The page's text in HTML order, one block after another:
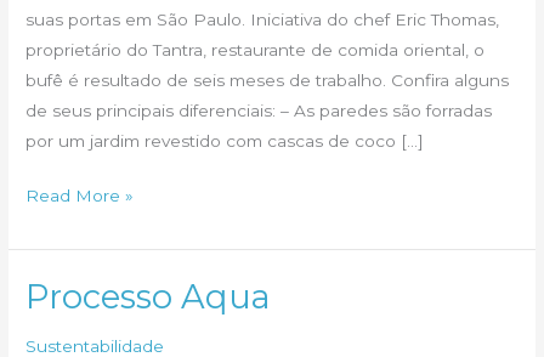
suas portas em São Paulo. Iniciativa do chef Eric Thomas,
proprietário do Tantra, restaurante de comida oriental, o
bufê é resultado de seis meses de trabalho. Confira alguns
de seus principais diferenciais: – As paredes são forradas
por um jardim revestido com cascas de coco […]
Primeiro
sustentável
do
Read More »
Processo Aqua
Sustentabilidade